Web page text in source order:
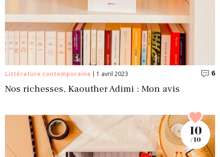
Littérature contemporaine 1 avril 2023 6
Nos richesses, Kaouther Adimi : Mon avis
10
/ 10